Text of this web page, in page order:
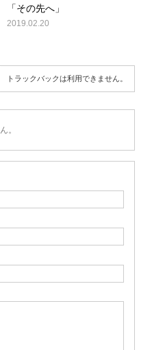
「その先へ」
2019.02.20
トラックバックは利用できません。
。